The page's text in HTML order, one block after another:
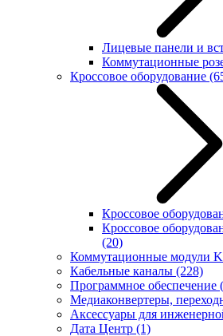
Лицевые панели и
Коммутационные
Кроссовое оборудование
Кроссовое
Кроссовое
(20)
Коммутационные модули
Кабельные каналы (228)
Программное обеспечение
Медиаконвертеры,
Аксессуары для
Дата Центр (1)